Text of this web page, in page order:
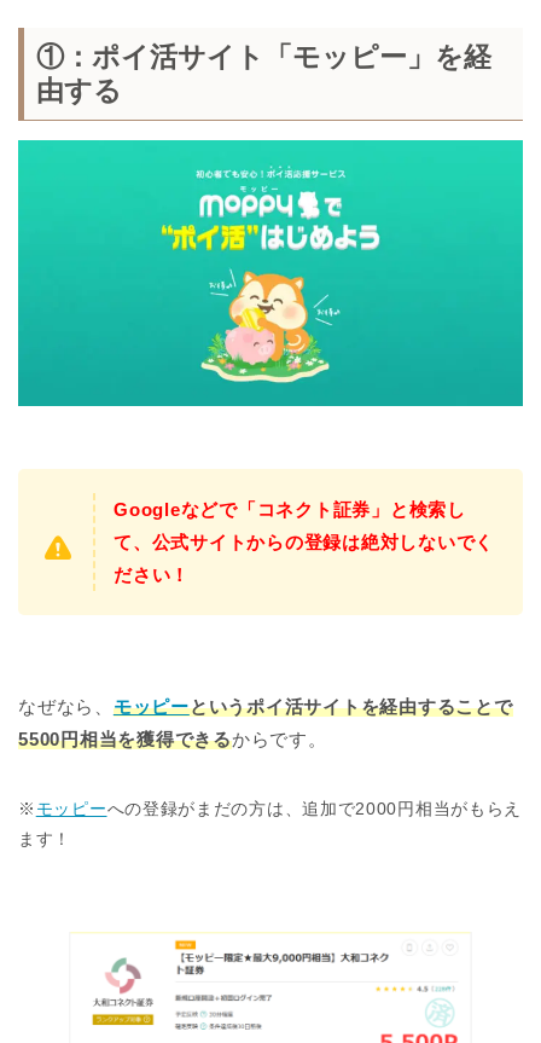
①：ポイ活サイト「モッピー」を経
由する
Googleなどで「コネクト証券」と検索し
て、公式サイトからの登録は絶対しないでく
ださい！
なぜなら、 モッピーというポイ活サイトを経由することで
5500円相当を獲得できるからです。
※ モッピーへの登録がまだの方は、追加で2000円相当がもらえ
ます！